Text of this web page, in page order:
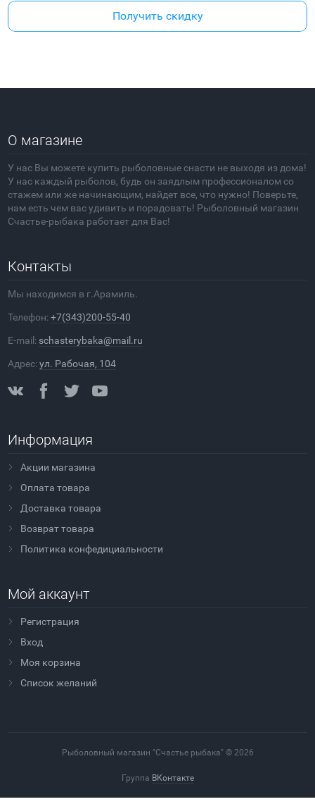
Получить скидку
О магазине
У нас Вы можете купить рыболовные снасти не выходя из дома!
У нас каждый рыболов, будь он заядлым профессионалом со
стажем или же начинающим, найдет все, что нужно! Поверьте,
нам есть чем вас удивить и порадовать! Рыболовный магазин
Счастье-рыбака работает для Вас!
Контакты
Мы находимся в г.Арамиль.
Телефон:+7(343)200-55-40
E-mail: schasterybaka@mail.ru
Адрес:ул. Рабочая, 104
Информация
Акции магазина
Оплата товара
Доставка товара
Возврат товара
Политика конфедициальности
Мой аккаунт
Регистрация
Вход
Моя корзина
Cписок желаний
Рыболовный магазин "Счастье рыбака" © 2026
Группа ВКонтакте